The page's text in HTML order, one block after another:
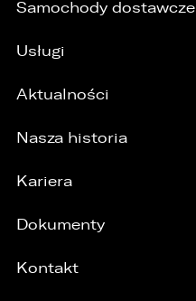
Samochody dostawcze
Usługi
Aktualności
Nasza historia
Kariera
Dokumenty
Kontakt